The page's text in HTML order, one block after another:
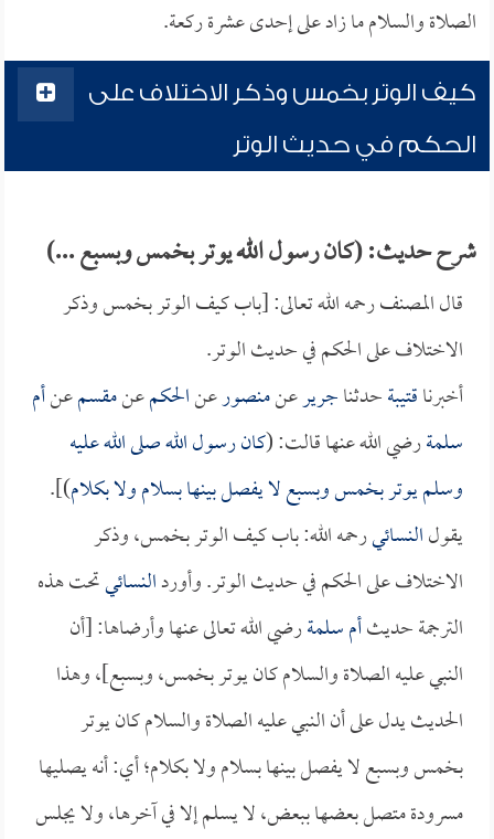
الصلاة والسلام ما زاد على إحدى عشرة ركعة.
كيف الوتر بخمس وذكر الاختلاف على
الحكم في حديث الوتر
شرح حديث: (كان رسول الله يوتر بخمس وبسبع ...)
قال المصنف رحمه الله تعالى: [باب كيف الوتر بخمس وذكر
الاختلاف على الحكم في حديث الوتر.
أخبرناقتيبةحدثناجريرعنمنصورعنالحكمعنمقسمعنأم
سلمةرضي الله عنها قالت: (كان رسول الله صلى الله عليه
وسلم يوتر بخمس وبسبع لا يفصل بينها بسلام ولا بكلام)].
يقولالنسائيرحمه الله: باب كيف الوتر بخمس، وذكر
الاختلاف على الحكم في حديث الوتر. وأوردالنسائيتحت هذه
الترجمة حديثأم سلمةرضي الله تعالى عنها وأرضاها: [أن
النبي عليه الصلاة والسلام كان يوتر بخمس، وبسبع]، وهذا
الحديث يدل على أن النبي عليه الصلاة والسلام كان يوتر
بخمس وبسبع لا يفصل بينها بسلام ولا بكلام؛ أي: أنه يصليها
مسرودة متصل بعضها ببعض، لا يسلم إلا في آخرها، ولا يجلس